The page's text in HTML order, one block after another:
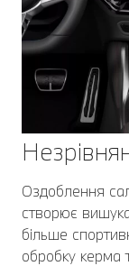
Оздоблення
створює
більше
обробку керма